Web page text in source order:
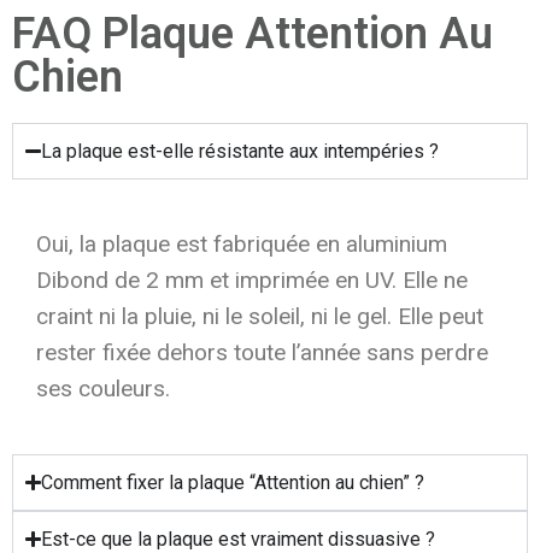
FAQ Plaque Attention Au
Chien
La plaque est-elle résistante aux intempéries ?
Oui, la plaque est fabriquée en aluminium
Dibond de 2 mm et imprimée en UV. Elle ne
craint ni la pluie, ni le soleil, ni le gel. Elle peut
rester fixée dehors toute l’année sans perdre
ses couleurs.
Comment fixer la plaque “Attention au chien” ?
Est-ce que la plaque est vraiment dissuasive ?